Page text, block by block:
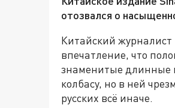
отозвался о
Китайский журналист
впечатление, что
знаменитые длинные
колбасу, но в ней
русских всё иначе.